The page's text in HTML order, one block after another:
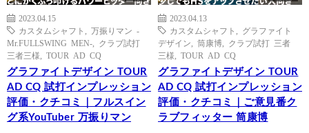
2023.04.15
カスタムシャフト
万振りマン -
Mr.FULLSWING MEN-
クラブ試打
三者三様
TOUR AD CQ
グラファイトデザイン TOUR
AD CQ 試打インプレッション
評価・クチコミ｜フルスイン
グ系YouTuber 万振りマン
2023.04.13
カスタムシャフト
グラファイト
デザイン
筒康博
クラブ試打 三者
三様
TOUR AD CQ
グラファイトデザイン TOUR
AD CQ 試打インプレッション
評価・クチコミ｜ご意見番ク
ラブフィッター 筒康博